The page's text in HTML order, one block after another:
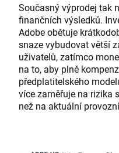
Současný výprodej tak
finančních výsledků.
Adobe obětuje
snaze vybudovat větší
uživatelů, zatímco
na to, aby plně
předplatitelského
více zaměřuje na rizika
než na aktuální